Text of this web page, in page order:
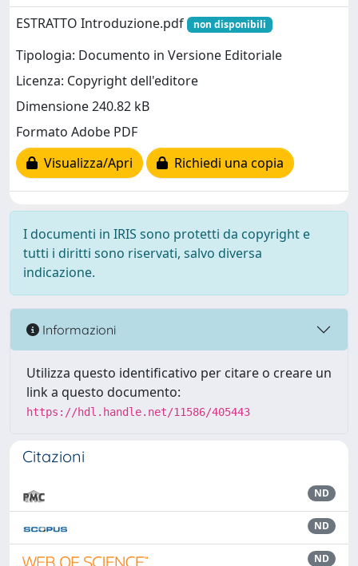
ESTRATTO Introduzione.pdf
non disponibili
Tipologia: Documento in Versione Editoriale
Licenza: Copyright dell'editore
Dimensione 240.82 kB
Formato Adobe PDF
Visualizza/Apri
Richiedi una copia
I documenti in IRIS sono protetti da copyright e
tutti i diritti sono riservati, salvo diversa
indicazione.
Informazioni
Utilizza questo identificativo per citare o creare un
link a questo documento:
https://hdl.handle.net/11586/405443
Citazioni
ND
ND
ND